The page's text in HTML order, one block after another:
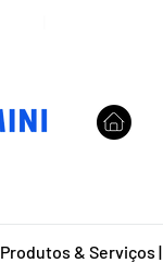
Produtos & Serviços |